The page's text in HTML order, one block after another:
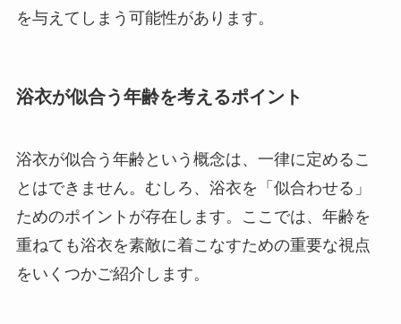
を与えてしまう可能性があります。
浴衣が似合う年齢を考えるポイント
浴衣が似合う年齢という概念は、一律に定めるこ
とはできません。むしろ、浴衣を「似合わせる」
ためのポイントが存在します。ここでは、年齢を
重ねても浴衣を素敵に着こなすための重要な視点
をいくつかご紹介します。